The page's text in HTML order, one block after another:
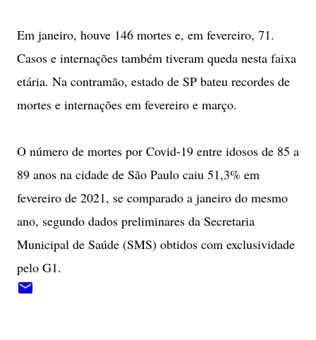
Em janeiro, houve 146 mortes e, em fevereiro, 71.
Casos e internações também tiveram queda nesta faixa
etária. Na contramão, estado de SP bateu recordes de
mortes e internações em fevereiro e março.
O número de mortes por Covid-19 entre idosos de 85 a
89 anos na cidade de São Paulo caiu 51,3% em
fevereiro de 2021, se comparado a janeiro do mesmo
ano, segundo dados preliminares da Secretaria
Municipal de Saúde (SMS) obtidos com exclusividade
pelo G1.